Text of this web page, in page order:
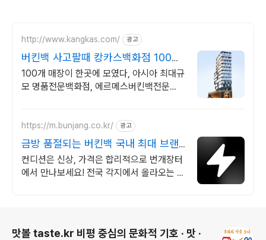
http://www.kangkas.com/ 광고
버킨백 사고팔때 캉카스백화점 100개
명품 매장이 한곳에
100개 매장이 한곳에 모였다, 아시아 최대규
모 명품전문백화점, 에르메스버킨백전문
https://m.bunjang.co.kr/ 광고
금방 품절되는 버킨백 국내 최대 브랜
드 중고거래
컨디션은 신상, 가격은 합리적으로 번개장터
에서 만나보세요! 전국 각지에서 올라오는 전
맛볼 taste.kr 비평 중심의 문화적 기호 · 맛 ·